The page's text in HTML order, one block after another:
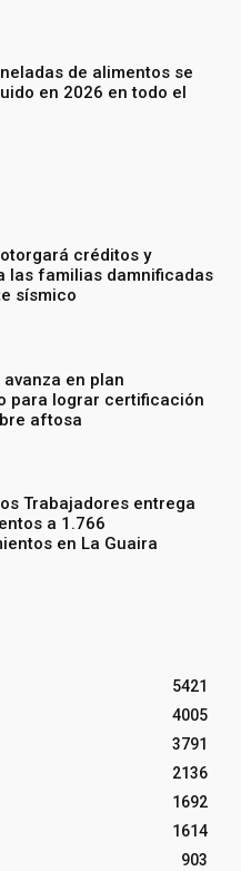
de alimentos se
en 2026 en todo el
créditos y
las familias damnificadas
sísmico
en plan
para lograr certificación
aftosa
Trabajadores entrega
a 1.766
en La Guaira
5421
4005
3791
2136
1692
1614
903